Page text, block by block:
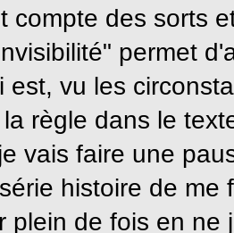
compte des sorts
permet
est, vu les
règle dans le
vais faire une
histoire de me
plein de fois en ne